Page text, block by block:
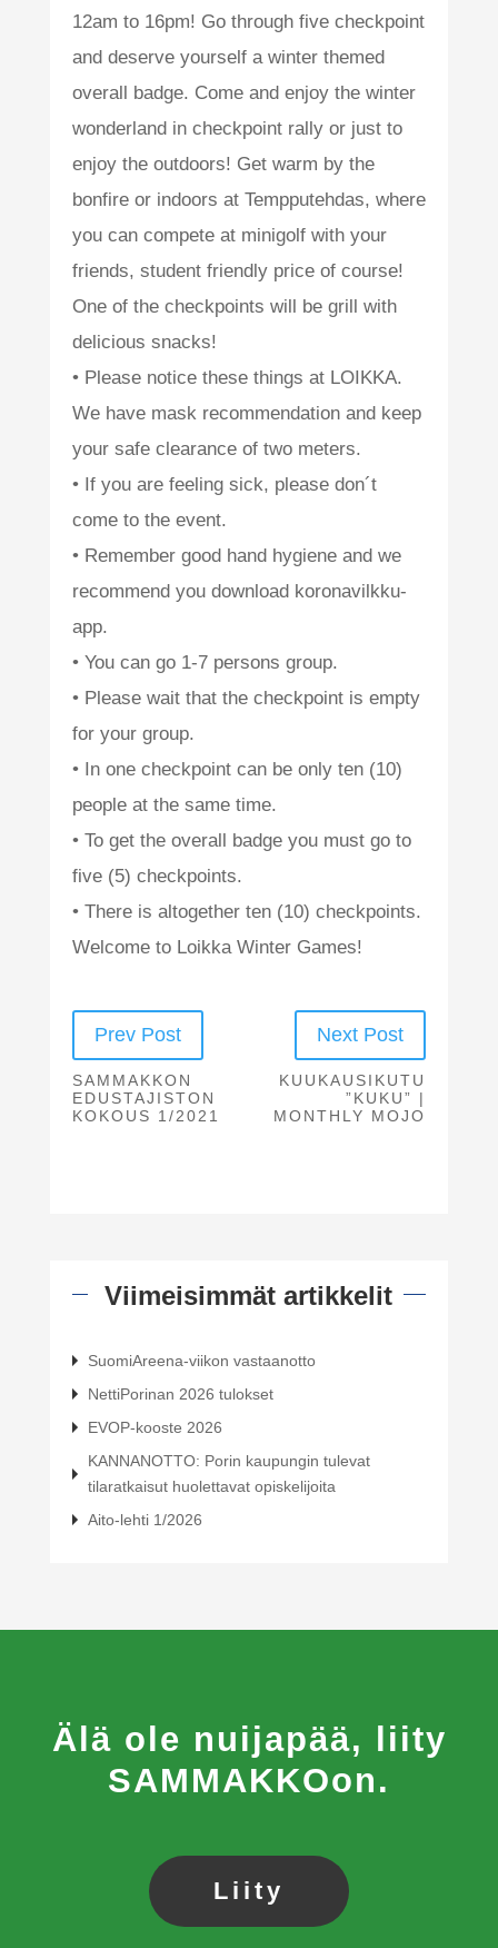
12am to 16pm! Go through five checkpoint
and deserve yourself a winter themed
overall badge. Come and enjoy the winter
wonderland in checkpoint rally or just to
enjoy the outdoors! Get warm by the
bonfire or indoors at Tempputehdas, where
you can compete at minigolf with your
friends, student friendly price of course!
One of the checkpoints will be grill with
delicious snacks!
• Please notice these things at LOIKKA.
We have mask recommendation and keep
your safe clearance of two meters.
• If you are feeling sick, please don´t
come to the event.
• Remember good hand hygiene and we
recommend you download koronavilkku-
app.
• You can go 1-7 persons group.
• Please wait that the checkpoint is empty
for your group.
• In one checkpoint can be only ten (10)
people at the same time.
• To get the overall badge you must go to
five (5) checkpoints.
• There is altogether ten (10) checkpoints.
Welcome to Loikka Winter Games!
Prev Post
SAMMAKKON
EDUSTAJISTON
KOKOUS 1/2021
Next Post
KUUKAUSIKUTU
”KUKU” |
MONTHLY MOJO
Viimeisimmät artikkelit
SuomiAreena-viikon vastaanotto
NettiPorinan 2026 tulokset
EVOP-kooste 2026
KANNANOTTO: Porin kaupungin tulevat
tilaratkaisut huolettavat opiskelijoita
Aito-lehti 1/2026
Älä ole nuijapää, liity
SAMMAKKOon.
Liity